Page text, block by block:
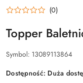
(0)
Topper
Symbol: 13089113864
Dostępność: Duża